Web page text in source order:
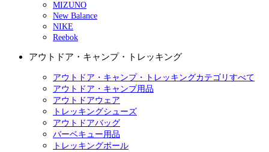
MIZUNO
New Balance
NIKE
Reebok
アウトドア・キャンプ・トレッキング
アウトドア・キャンプ・トレッキングカテゴリすべて
アウトドア・キャンプ用品
アウトドアウェア
トレッキングシューズ
アウトドアバッグ
バーベキュー用品
トレッキングポール